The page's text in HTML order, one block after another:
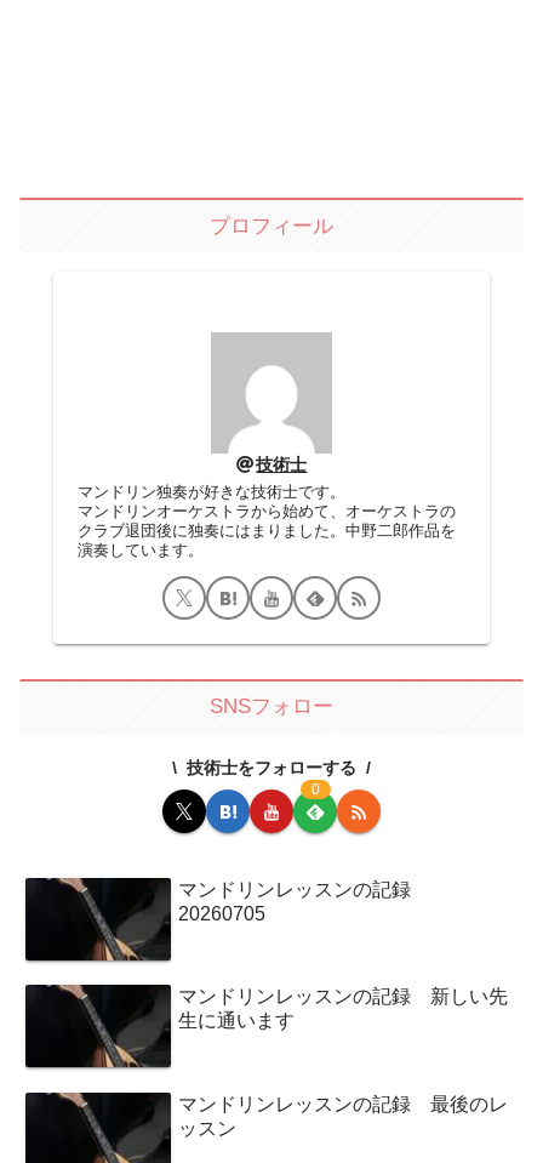
プロフィール
技術士
マンドリン独奏が好きな技術士です。
マンドリンオーケストラから始めて、オーケストラの
クラブ退団後に独奏にはまりました。中野二郎作品を
演奏しています。
SNSフォロー
技術士をフォローする
0
マンドリンレッスンの記録
20260705
マンドリンレッスンの記録 新しい先
生に通います
マンドリンレッスンの記録 最後のレ
ッスン